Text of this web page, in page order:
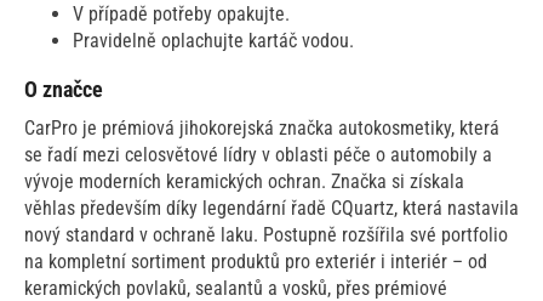
V případě potřeby opakujte.
Pravidelně oplachujte kartáč vodou.
O značce
CarPro je prémiová jihokorejská značka autokosmetiky, která
se řadí mezi celosvětové lídry v oblasti péče o automobily a
vývoje moderních keramických ochran. Značka si získala
věhlas především díky legendární řadě CQuartz, která nastavila
nový standard v ochraně laku. Postupně rozšířila své portfolio
na kompletní sortiment produktů pro exteriér i interiér – od
keramických povlaků, sealantů a vosků, přes prémiové